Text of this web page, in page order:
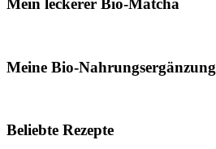
Mein leckerer Bio-Matcha
Meine Bio-Nahrungsergänzung
Beliebte Rezepte